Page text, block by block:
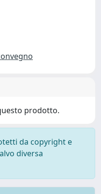
prodotto.
da copyright e
diversa